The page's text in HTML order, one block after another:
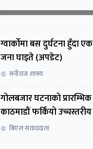
ग्वार्काेमा बस दुर्घटना हुँदा
जना घाइते (अपडेट)
सनीराज शाक्य
गोलबजार घटनाको
काठमाडौं फर्कियो
बिएल संवाददाता